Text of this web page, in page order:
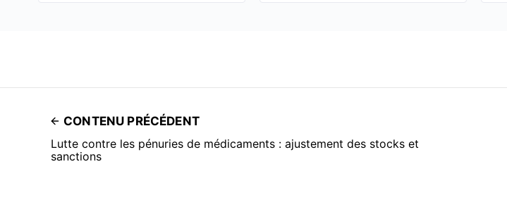
CONTENU PRÉCÉDENT
Lutte contre les pénuries de médicaments : ajustement des stocks et
sanctions